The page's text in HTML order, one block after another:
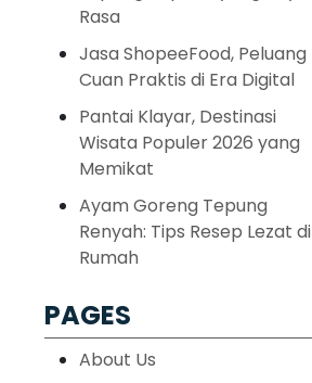
Rasa
Jasa ShopeeFood, Peluang
Cuan Praktis di Era Digital
Pantai Klayar, Destinasi
Wisata Populer 2026 yang
Memikat
Ayam Goreng Tepung
Renyah: Tips Resep Lezat di
Rumah
PAGES
About Us